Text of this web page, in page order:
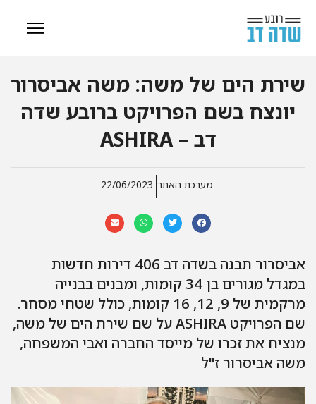
שירת הים של משה: משה אביסרור
יונצח בשם הפרויקט ברובע שדה
דב – ASHIRA
מערכת האתר 22/06/2023
אביסרור תבנה בשדה דב 406 דירות חדשות
במגדל מגורים בן 34 קומות, ומבנים בבנייה
מרקמית של 9, 12, 16 קומות, כולל שטחי מסחר.
שם הפרויקט ASHIRA על שם שירת הים של משה,
מנציח את זכרו של מייסד החברה ואבי המשפחה,
משה אביסרור ז"ל